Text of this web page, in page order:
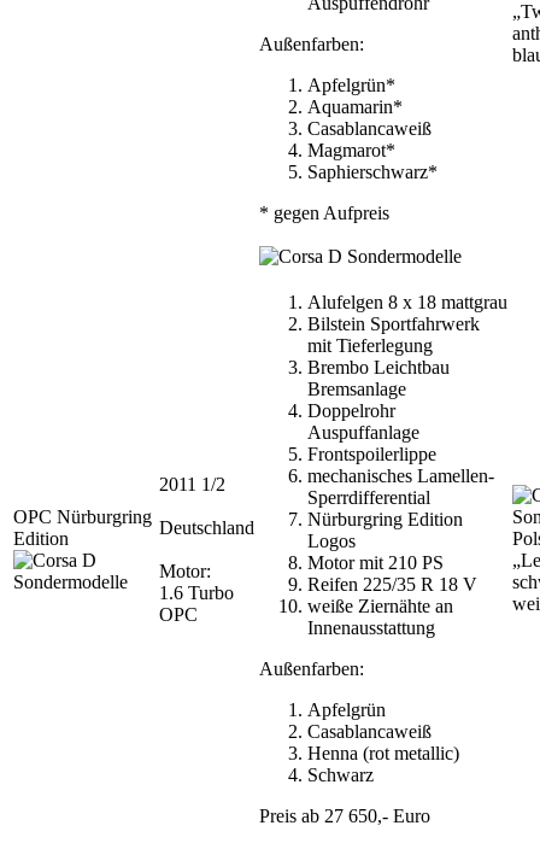
Außenfarben:
Apfelgrün*
Aquamarin*
Casablancaweiß
Magmarot*
Saphierschwarz*
* gegen Aufpreis
OPC Nürburgring
Edition
2011 1/2
Deutschland
Motor:
1.6 Turbo
OPC
Alufelgen 8 x 18 mattgrau
Bilstein Sportfahrwerk
mit Tieferlegung
Brembo Leichtbau
Bremsanlage
Doppelrohr
Auspuffanlage
Frontspoilerlippe
mechanisches Lamellen-
Sperrdifferential
Nürburgring Edition
Logos
Motor mit 210 PS
Reifen 225/35 R 18 V
weiße Ziernähte an
Innenausstattung
Außenfarben:
Apfelgrün
Casablancaweiß
Henna (rot metallic)
Schwarz
Preis ab 27 650,- Euro